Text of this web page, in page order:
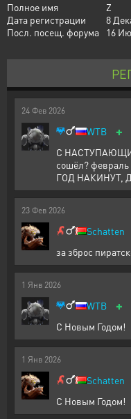
Полное имя
Z
Дата регистрации
8
Посл. посещ. форума
16
24 Фев 2026
WTB +
С
сошёл?
ГОД НАКИНУТ,
23 Фев 2026
Schatten
за зброс
1 Янв 2026
WTB +
С Новым Годом!
1 Янв 2026
Schatten
С Новым Годом!